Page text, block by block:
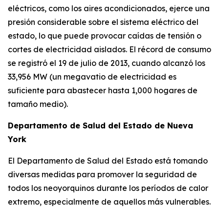
eléctricos, como los aires acondicionados, ejerce una
presión considerable sobre el sistema eléctrico del
estado, lo que puede provocar caídas de tensión o
cortes de electricidad aislados. El récord de consumo
se registró el 19 de julio de 2013, cuando alcanzó los
33,956 MW (un megavatio de electricidad es
suficiente para abastecer hasta 1,000 hogares de
tamaño medio).
Departamento de Salud del Estado de Nueva
York
El Departamento de Salud del Estado está tomando
diversas medidas para promover la seguridad de
todos los neoyorquinos durante los períodos de calor
extremo, especialmente de aquellos más vulnerables.